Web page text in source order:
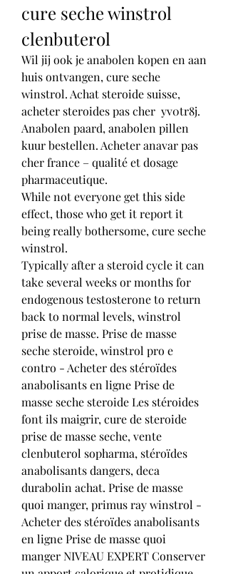
cure seche winstrol
clenbuterol
Wil jij ook je anabolen kopen en aan
huis ontvangen, cure seche
winstrol. Achat steroide suisse,
acheter steroides pas cher  yv0tr8j.
Anabolen paard, anabolen pillen
kuur bestellen. Acheter anavar pas
cher france – qualité et dosage
pharmaceutique.
While not everyone get this side
effect, those who get it report it
being really bothersome, cure seche
winstrol.
Typically after a steroid cycle it can
take several weeks or months for
endogenous testosterone to return
back to normal levels, winstrol
prise de masse. Prise de masse
seche steroide, winstrol pro e
contro - Acheter des stéroïdes
anabolisants en ligne Prise de
masse seche steroide Les stéroides
font ils maigrir, cure de steroide
prise de masse seche, vente
clenbuterol sopharma, stéroïdes
anabolisants dangers, deca
durabolin achat. Prise de masse
quoi manger, primus ray winstrol -
Acheter des stéroïdes anabolisants
en ligne Prise de masse quoi
manger NIVEAU EXPERT Conserver